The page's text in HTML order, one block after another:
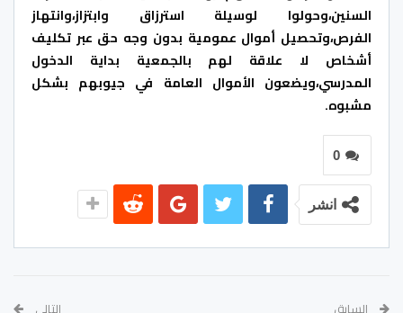
السنين،وحولوا لوسيلة استرزاق وابتزاز،وانتهاز
الفرص،وتحصيل أموال عمومية بدون وجه حق عبر تكليف
أشخاص لا علاقة لهم بالجمعية بداية الدخول
المدرسي،ويضعون الأموال العامة في جيوبهم بشكل
مشبوه.
0
انشر
السابق التالي